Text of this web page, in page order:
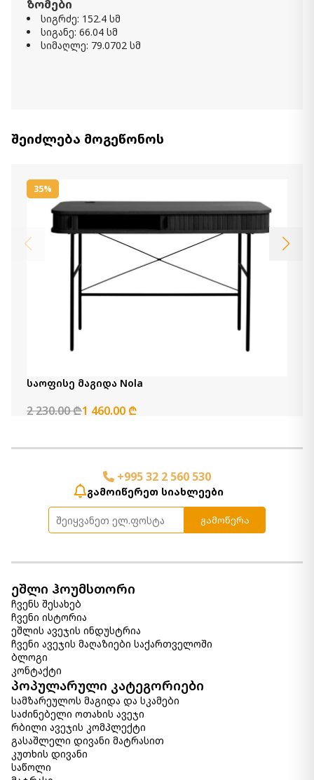
ზომები
სიგრძე: 152.4 სმ
სიგანე: 66.04 სმ
სიმაღლე: 79.0702 სმ
შეიძლება მოგეწონოს
35%
საოფისე მაგიდა Nola
2 230.00 ₾1 460.00 ₾
+995 32 2 560 530
გამოიწერეთ სიახლეები
გამოწერა
ეშლი ჰოუმსთორი
ჩვენს შესახებ
ჩვენი ისტორია
ეშლის ავეჯის ინდუსტრია
ჩვენი ავეჯის მაღაზიები საქართველოში
ბლოგი
კონტაქტი
პოპულარული კატეგორიები
სამზარეულოს მაგიდა და სკამები
საძინებელი ოთახის ავეჯი
რბილი ავეჯის კომპლექტი
გასაშლელი დივანი მატრასით
კუთხის დივანი
საწოლი